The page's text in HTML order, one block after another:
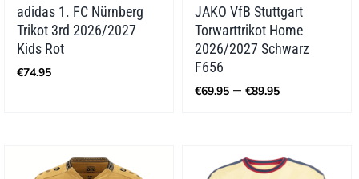
adidas 1. FC Nürnberg
Trikot 3rd 2026/2027
Kids Rot
€74.95
JAKO VfB Stuttgart
Torwarttrikot Home
2026/2027 Schwarz
F656
€69.95 – €89.95